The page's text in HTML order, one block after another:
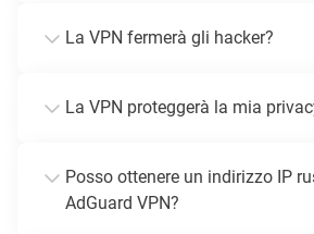
La VPN fermerà gli hacker?
La VPN proteggerà la mia
Posso ottenere un indirizzo IP
AdGuard VPN?